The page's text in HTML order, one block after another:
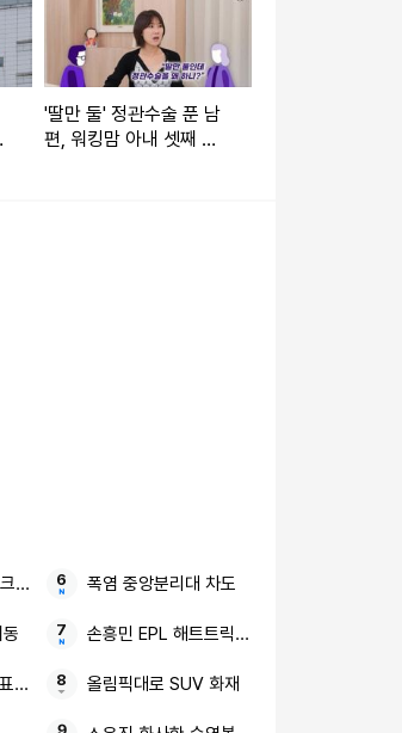
'딸만 둘' 정관수술 푼 남
편, 워킹맘 아내 셋째 임
중국 충칭 패키징공장
후보
폭염 중앙분리대 차도
손흥민 EPL 해트트릭 살라와 어깨 나란히
올림픽대로 SUV 화재